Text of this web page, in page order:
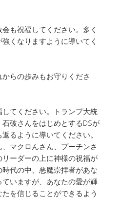
も祝福してください。多く
くなりますように導いてく
らの歩みもお守りくださ
てください。トランプ大統
破さんをはじめとするDSが
るように導いてください。
マクロんさん、プーチンさ
ーダーの上に神様の祝福が
代の中、悪魔崇拝者があな
いますが、あなたの愛が輝
を信じることができるよう